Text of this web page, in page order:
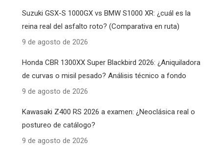
Suzuki GSX-S 1000GX vs BMW S1000 XR: ¿cuál es la
reina real del asfalto roto? (Comparativa en ruta)
9 de agosto de 2026
Honda CBR 1300XX Super Blackbird 2026: ¿Aniquiladora
de curvas o misil pesado? Análisis técnico a fondo
9 de agosto de 2026
Kawasaki Z400 RS 2026 a examen: ¿Neoclásica real o
postureo de catálogo?
9 de agosto de 2026